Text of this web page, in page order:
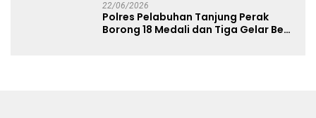
22/06/2026
Polres Pelabuhan Tanjung Perak
Borong 18 Medali dan Tiga Gelar Best